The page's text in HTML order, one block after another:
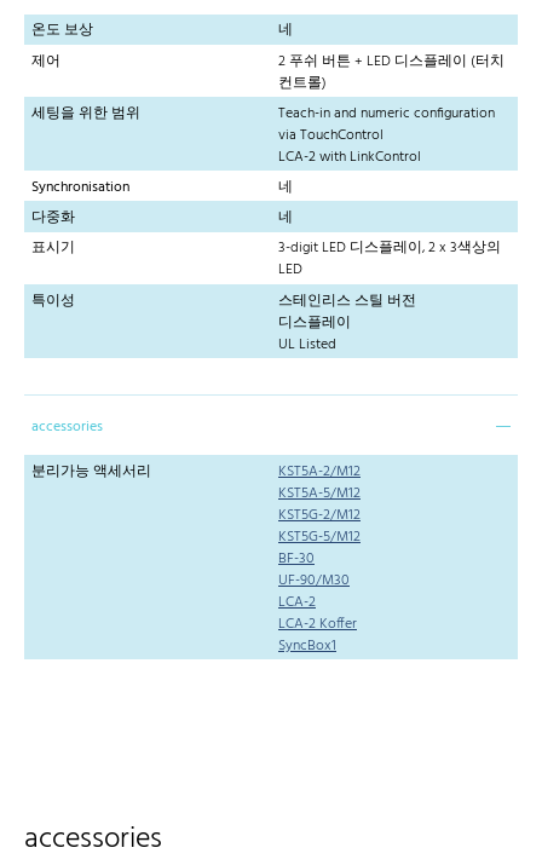
온도 보상
네
제어
2 푸쉬 버튼 + LED 디스플레이 (터치
컨트롤)
세팅을 위한 범위
Teach-in and numeric configuration
via TouchControl
LCA-2 with LinkControl
Synchronisation
네
다중화
네
표시기
3-digit LED 디스플레이, 2 x 3색상의
LED
특이성
스테인리스 스틸 버전
디스플레이
UL Listed
accessories
분리가능 액세서리
KST5A-2/M12
KST5A-5/M12
KST5G-2/M12
KST5G-5/M12
BF-30
UF-90/M30
LCA-2
LCA-2 Koffer
SyncBox1
accessories